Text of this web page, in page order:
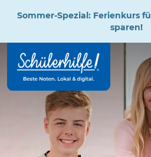
Hauptinhalt
Sommer-Spezial: Ferienkurs
sparen!